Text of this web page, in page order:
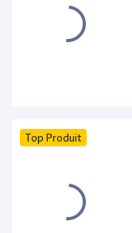
Top Produit